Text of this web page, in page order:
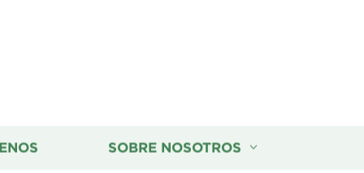
SOBRE NOSOTROS